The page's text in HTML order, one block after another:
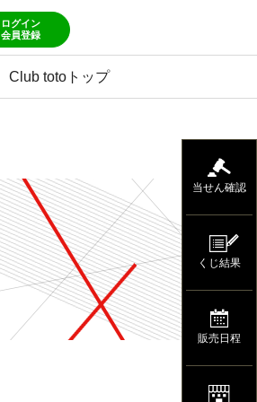
ログイン
会員登録
Club totoトップ
当せん確認
くじ結果
販売日程